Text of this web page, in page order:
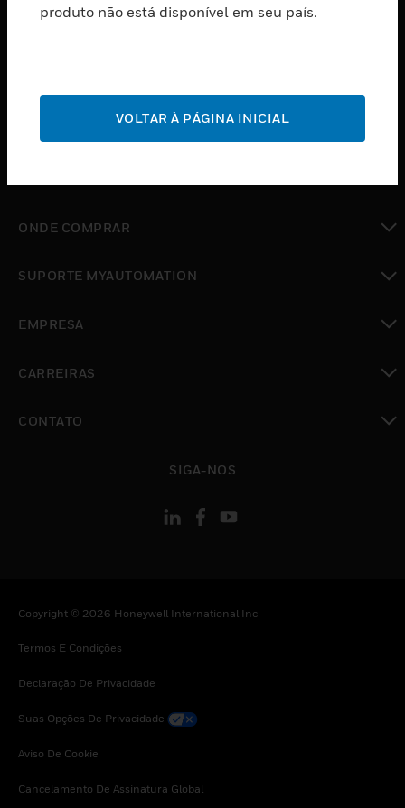
toggle view
ONDE COMPRAR
SUPORTE MYAUTOMATION
EMPRESA
CARREIRAS
CONTATO
SIGA-NOS
Copyright © 2026 Honeywell International Inc
Termos E Condições
Declaração De Privacidade
Suas Opções De Privacidade
Aviso De Cookie
Cancelamento De Assinatura Global
produto não está disponível em seu país.
VOLTAR À PÁGINA INICIAL